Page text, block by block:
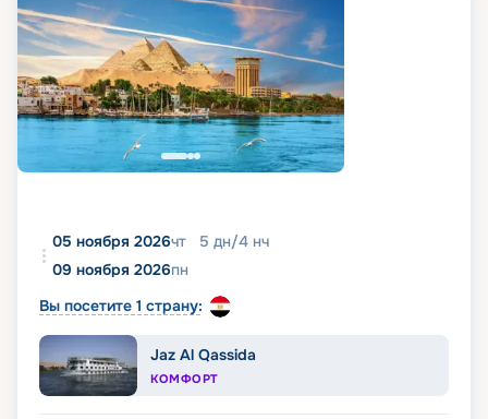
05 ноября 2026чт 5 дн/4 нч
09 ноября 2026пн
Вы посетите 1 страну:
Jaz Al Qassida
КОМФОРТ